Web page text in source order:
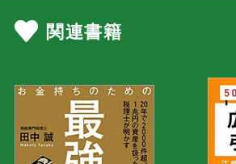
関連書籍